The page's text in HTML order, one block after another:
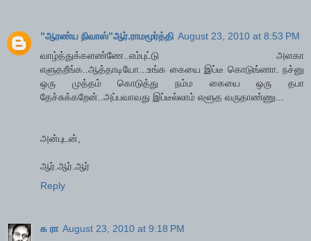
”ஆரண்ய நிவாஸ்”ஆர்.ராமமூர்த்தி August 23, 2010 at 8:53 PM
வாழ்த்துக்களண்ணே..எம்புட்டு அளகா
எளுதறீங்க..ஆத்தாடியோ...உங்க கையை இப்டீ கொடுங்ணா. நச்னு
ஒரு முத்தம் கொடுத்து நம்ம கையை ஒரு தபா
தேச்சுக்கறேன்..அப்பவாவது இப்டீல்லாம் எளூத வருதாண்ணு...
அன்புடன்,
ஆர்.ஆர்.ஆர்
Reply
க ரா August 23, 2010 at 9:18 PM